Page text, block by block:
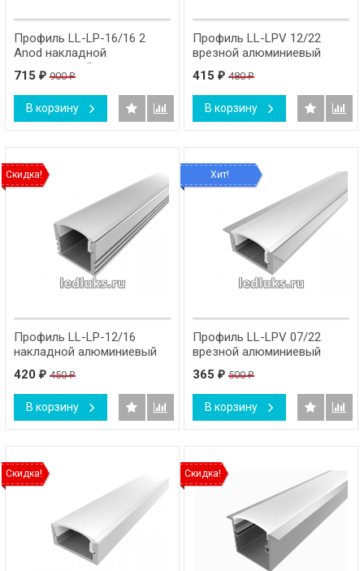
Профиль LL-LP-16/16 2
Anod накладной
алюминиевый
715 ₽ 900₽
В корзину
Профиль LL-LPV 12/22
врезной алюминиевый
415 ₽ 480₽
В корзину
Скидка!
Профиль LL-LP-12/16
накладной алюминиевый
420 ₽ 450₽
В корзину
Хит!
Профиль LL-LPV 07/22
врезной алюминиевый
365 ₽ 500₽
В корзину
Скидка! Скидка!